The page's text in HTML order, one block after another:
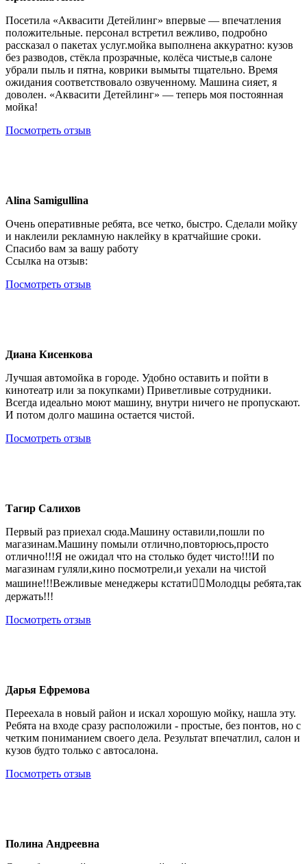
Посетила «Аквасити Детейлинг» впервые — впечатления
положительные. персонал встретил вежливо, подробно
рассказал о пакетах услуг.мойка выполнена аккуратно: кузов
без разводов, стёкла прозрачные, колёса чистые,в салоне
убрали пыль и пятна, коврики вымыты тщательно. Время
ожидания соответствовало озвученному. Машина сияет, я
доволен. «Аквасити Детейлинг» — теперь моя постоянная
мойка!
Посмотреть отзыв
Alina Samigullina
Очень оперативные ребята, все четко, быстро. Сделали мойку
и наклеили рекламную наклейку в кратчайшие сроки.
Спасибо вам за вашу работу
Ссылка на отзыв:
Посмотреть отзыв
Диана Кисенкова
Лучшая автомойка в городе. Удобно оставить и пойти в
кинотеатр или за покупками) Приветливые сотрудники.
Всегда идеально моют машину, внутри ничего не пропускают.
И потом долго машина остается чистой.
Посмотреть отзыв
Тагир Салихов
Первый раз приехал сюда.Машину оставили,пошли по
магазинам.Машину помыли отлично,повторюсь,просто
отлично!!!Я не ожидал что на столько будет чисто!!!И по
магазинам гуляли,кино посмотрели,и уехали на чистой
машине!!!Вежливые менеджеры кстати👍🏻Молодцы ребята,так
держать!!!
Посмотреть отзыв
Дарья Ефремова
Переехала в новый район и искал хорошую мойку, нашла эту.
Ребята на входе сразу расположили - простые, без понтов, но с
четким пониманием своего дела. Результат впечатлил, салон и
кузов будто только с автосалона.
Посмотреть отзыв
Полина Андреевна